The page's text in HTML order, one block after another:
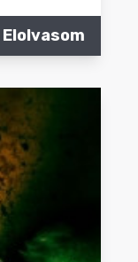
Elolvasom